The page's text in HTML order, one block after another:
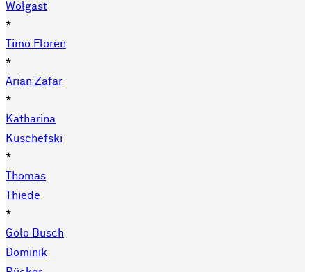
Wolgast
*
Timo Floren
*
Arian Zafar
*
Katharina
Kuschefski
*
Thomas
Thiede
*
Golo Busch
Dominik